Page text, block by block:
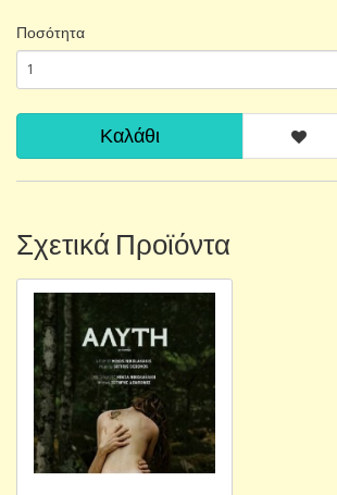
Ποσότητα
Καλάθι
Σχετικά Προϊόντα